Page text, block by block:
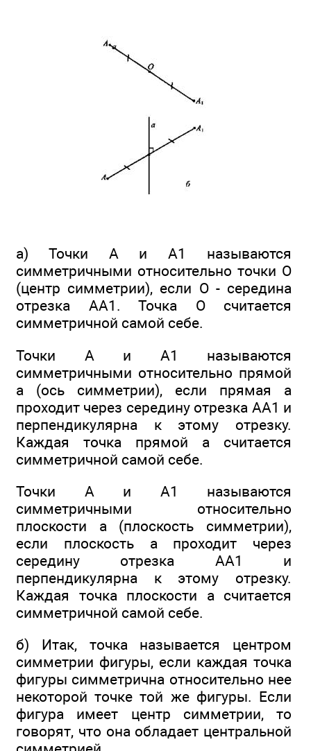
а) Точки А и A1 называются
симметричными относительно точки О
(центр симметрии), если О - середина
отрезка АА1. Точка О считается
симметричной самой себе.
Точки А и А1 называются
симметричными относительно прямой
а (ось симметрии), если прямая а
проходит через середину отрезка АА1 и
перпендикулярна к этому отрезку.
Каждая точка прямой а считается
симметричной самой себе.
Точки А и А1 называются
симметричными относительно
плоскости а (плоскость симметрии),
если плоскость а проходит через
середину отрезка АА1 и
перпендикулярна к этому отрезку.
Каждая точка плоскости а считается
симметричной самой себе.
б) Итак, точка называется центром
симметрии фигуры, если каждая точка
фигуры симметрична относительно нее
некоторой точке той же фигуры. Если
фигура имеет центр симметрии, то
говорят, что она обладает центральной